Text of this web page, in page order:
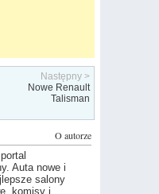
Następny >
Nowe Renault
Talisman
O autorze
Auta nowe i
salony
komisy i